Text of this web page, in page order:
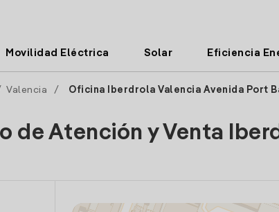
Movilidad Eléctrica Solar Eficiencia
Valencia / Oficina Iberdrola Valencia Avenida Port
de Atención y Venta